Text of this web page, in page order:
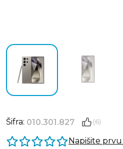
Šifra: 010.301.827 (6)
Napišite